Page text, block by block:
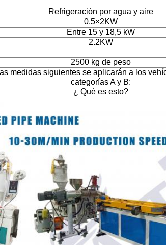
Refrigeración por agua y aire
0.5×2KW
Entre 15 y 18,5 kW
2.2KW
2500 kg de peso
medidas siguientes se aplicarán a los
categorías A y B:
¿ Qué es esto?